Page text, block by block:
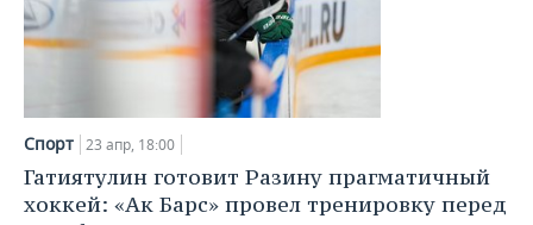
Спорт 23 апр, 18:00
Гатиятулин готовит Разину прагматичный
хоккей: «Ак Барс» провел тренировку перед